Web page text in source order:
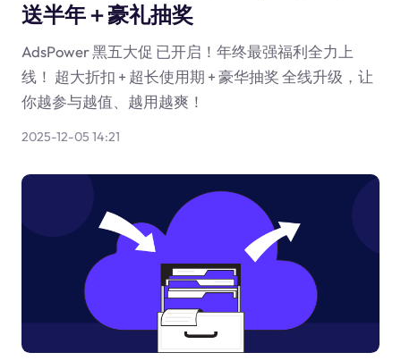
送半年＋豪礼抽奖
AdsPower 黑五大促 已开启！年终最强福利全力上
线！ 超大折扣 + 超长使用期 + 豪华抽奖 全线升级，让
你越参与越值、越用越爽！
2025-12-05 14:21